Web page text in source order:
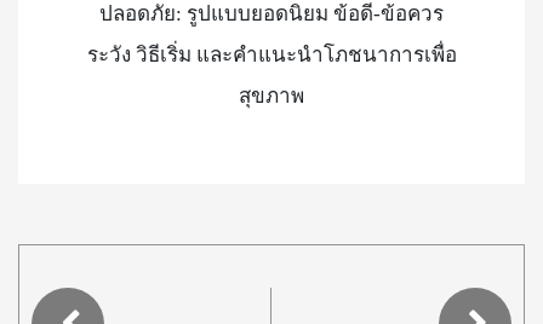
ปลอดภัย: รูปแบบยอดนิยม ข้อดี-ข้อควร
ระวัง วิธีเริ่ม และคำแนะนำโภชนาการเพื่อ
สุขภาพ